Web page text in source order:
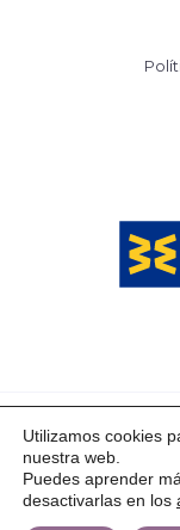
Utilizamos cookies
nuestra web.
Puedes aprender
desactivarlas en los